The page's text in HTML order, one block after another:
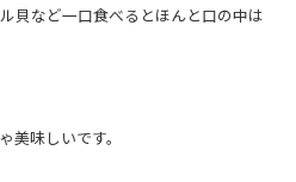
貝など一口食べるとほんと口の中は
美味しいです。